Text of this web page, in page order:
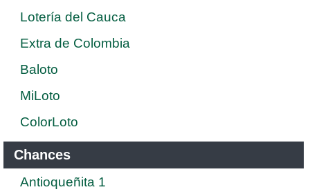
Lotería del Cauca
Extra de Colombia
Baloto
MiLoto
ColorLoto
Chances
Antioqueñita 1